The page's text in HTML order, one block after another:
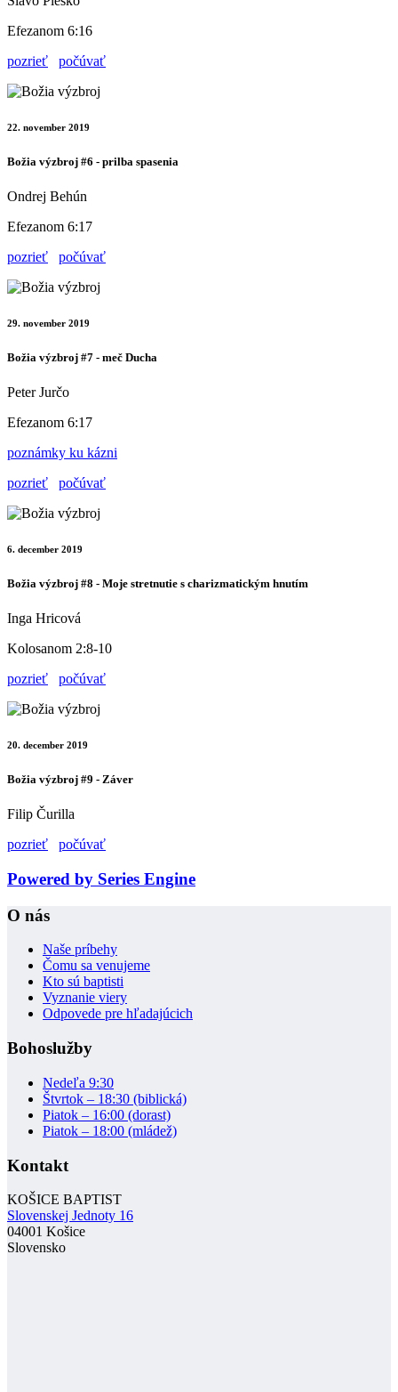
Efezanom 6:16
pozrieť
počúvať
22. november 2019
Božia výzbroj #6 - prilba spasenia
Ondrej Behún
Efezanom 6:17
pozrieť
počúvať
29. november 2019
Božia výzbroj #7 - meč Ducha
Peter Jurčo
Efezanom 6:17
poznámky ku kázni
pozrieť
počúvať
6. december 2019
Božia výzbroj #8 - Moje stretnutie s charizmatickým hnutím
Inga Hricová
Kolosanom 2:8-10
pozrieť
počúvať
20. december 2019
Božia výzbroj #9 - Záver
Filip Čurilla
pozrieť
počúvať
Powered by Series Engine
O nás
Naše príbehy
Čomu sa venujeme
Kto sú baptisti
Vyznanie viery
Odpovede pre hľadajúcich
Bohoslužby
Nedeľa 9:30
Štvrtok – 18:30 (biblická)
Piatok – 16:00 (dorast)
Piatok – 18:00 (mládež)
Kontakt
KOŠICE BAPTIST
Slovenskej Jednoty 16
04001 Košice
Slovensko